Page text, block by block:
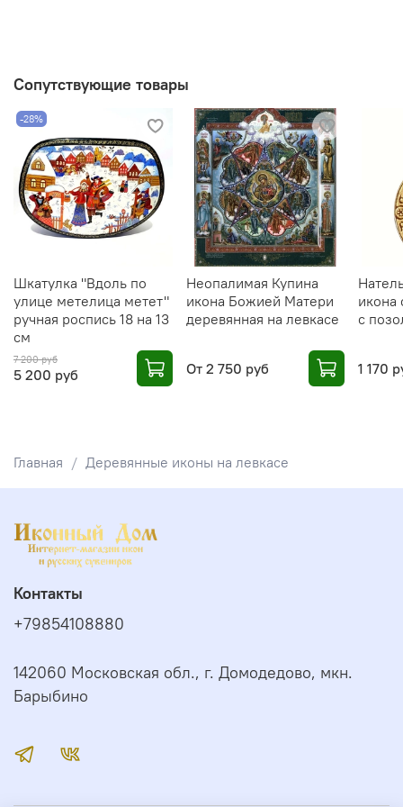
Сопутствующие товары
-28%
Шкатулка "Вдоль по
улице метелица метет"
ручная роспись 18 на 13
см
7 200 руб
5 200 руб
Неопалимая Купина
икона Божией Матери
деревянная на левкасе
От 2 750 руб
икона
с
1 170
Главная Деревянные иконы на левкасе
Контакты
+79854108880
142060 Московская обл., г. Домодедово, мкн.
Барыбино